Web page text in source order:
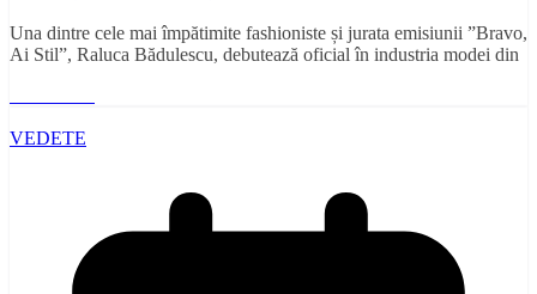
Una dintre cele mai împătimite fashioniste și jurata emisiunii ”Bravo,
Ai Stil”, Raluca Bădulescu, debutează oficial în industria modei din
VEDETE